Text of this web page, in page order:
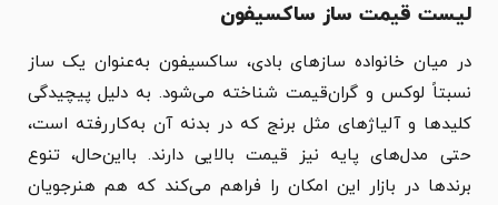
لیست قیمت ساز ساکسیفون
در میان خانواده سازهای بادی، ساکسیفون به‌عنوان یک ساز
نسبتاً لوکس و گران‌قیمت شناخته می‌شود. به دلیل پیچیدگی
کلیدها و آلیاژهای مثل برنج که در بدنه آن به‌کاررفته است،
حتی مدل‌های پایه نیز قیمت بالایی دارند. بااین‌حال، تنوع
برندها در بازار این امکان را فراهم می‌کند که هم هنرجویان